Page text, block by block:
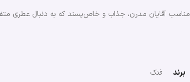
مناسب آقایان مدرن، جذاب و خاص‌پسند که به دنبال عطری
برند فنک